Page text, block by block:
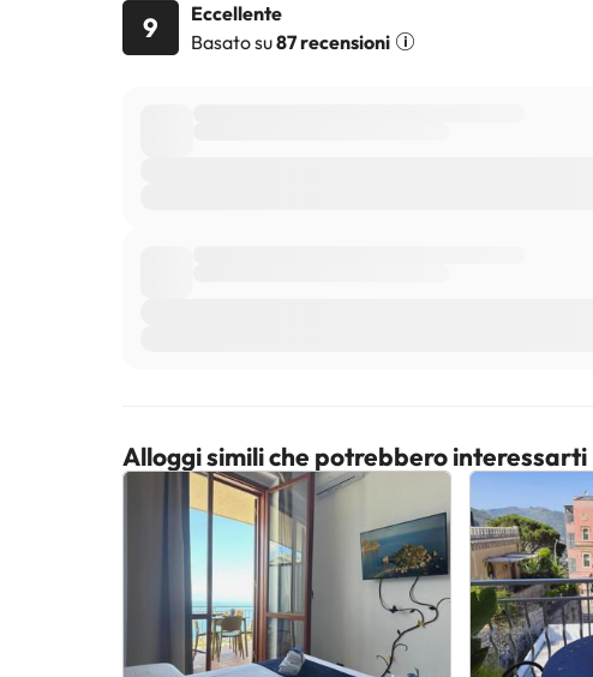
9
Eccellente
Basato su87 recensioni
Alloggi simili che potrebbero interessarti